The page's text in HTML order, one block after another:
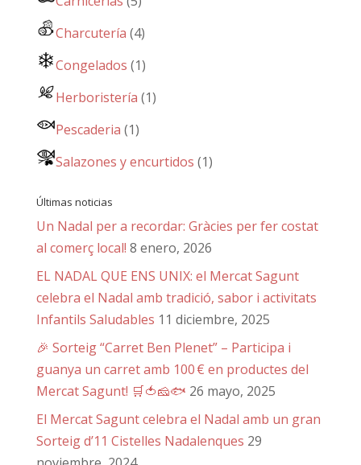
Charcutería (4)
Congelados (1)
Herboristería (1)
Pescaderia (1)
Salazones y encurtidos (1)
Últimas noticias
Un Nadal per a recordar: Gràcies per fer costat
al comerç local! 8 enero, 2026
EL NADAL QUE ENS UNIX: el Mercat Sagunt
celebra el Nadal amb tradició, sabor i activitats
Infantils Saludables 11 diciembre, 2025
🎉 Sorteig “Carret Ben Plenet” – Participa i
guanya un carret amb 100 € en productes del
Mercat Sagunt! 🛒🍅🧀🐟 26 mayo, 2025
El Mercat Sagunt celebra el Nadal amb un gran
Sorteig d’11 Cistelles Nadalenques 29